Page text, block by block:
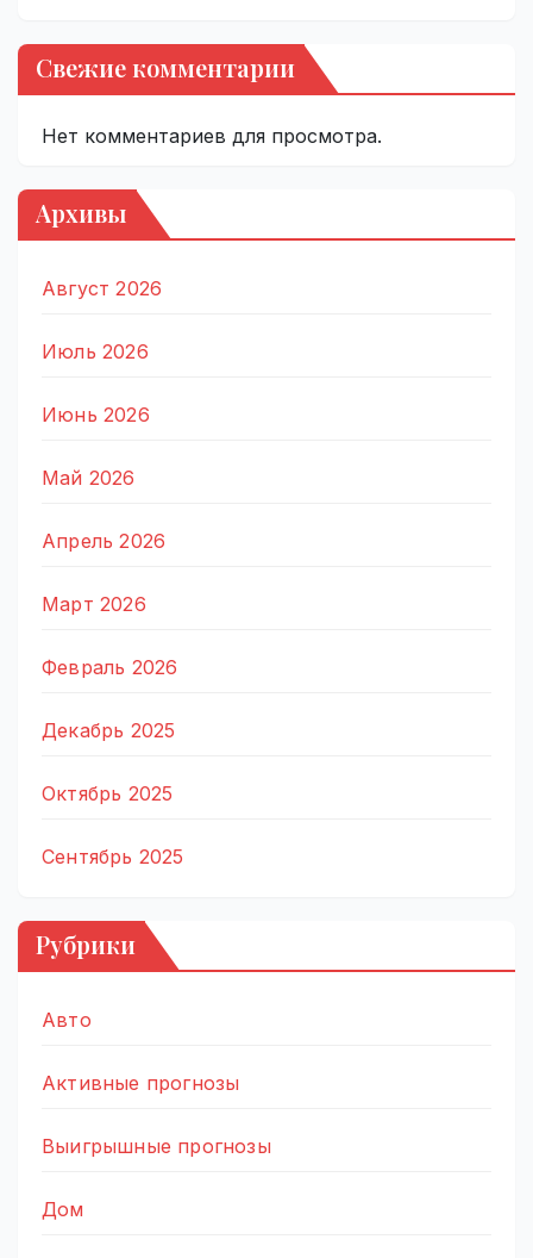
Свежие комментарии
Нет комментариев для просмотра.
Архивы
Август 2026
Июль 2026
Июнь 2026
Май 2026
Апрель 2026
Март 2026
Февраль 2026
Декабрь 2025
Октябрь 2025
Сентябрь 2025
Рубрики
Авто
Активные прогнозы
Выигрышные прогнозы
Дом